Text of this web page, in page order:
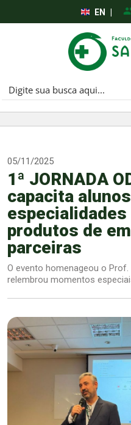
EN
05/11/2025
1ª JORNADA
capacita
produtos de
parceiras
O evento homenageou o
relembrou momentos